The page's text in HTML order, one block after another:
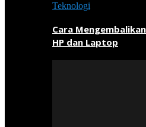
Teknologi
Cara
HP dan Laptop